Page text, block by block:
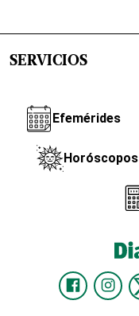
SERVICIOS
Efemérides
Horóscopos